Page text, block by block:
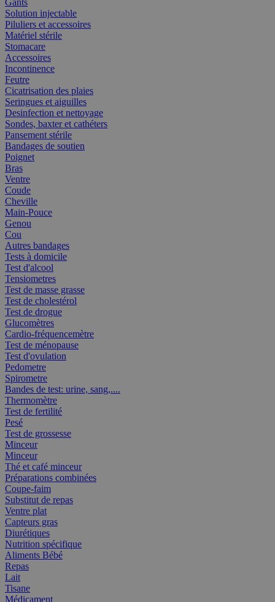
Gants
Solution injectable
Piluliers et accessoires
Matériel stérile
Stomacare
Accessoires
Incontinence
Feutre
Cicatrisation des plaies
Seringues et aiguilles
Desinfection et nettoyage
Sondes, baxter et cathéters
Pansement stérile
Bandages de soutien
Poignet
Bras
Ventre
Coude
Cheville
Main-Pouce
Genou
Cou
Autres bandages
Tests à domicile
Test d'alcool
Tensiometres
Test de masse grasse
Test de cholestérol
Test de drogue
Glucomètres
Cardio-fréquencemètre
Test de ménopause
Test d'ovulation
Pedometre
Spirometre
Bandes de test: urine, sang,....
Thermomètre
Test de fertilité
Pesé
Test de grossesse
Minceur
Minceur
Thé et café minceur
Préparations combinées
Coupe-faim
Substitut de repas
Ventre plat
Capteurs gras
Diurétiques
Nutrition spécifique
Aliments Bébé
Repas
Lait
Tisane
Médicament